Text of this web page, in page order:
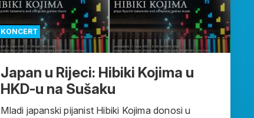
KONCERT
Japan u Rijeci: Hibiki Kojima u
HKD-u na Sušaku
Mladi japanski pijanist Hibiki Kojima donosi u